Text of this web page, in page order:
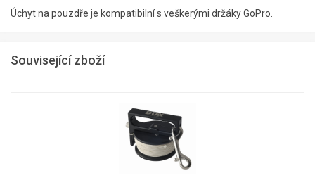
Úchyt na pouzdře je kompatibilní s veškerými držáky GoPro.
Související zboží